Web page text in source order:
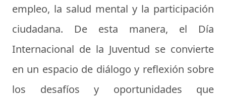
empleo, la salud mental y la participación
ciudadana. De esta manera, el Día
Internacional de la Juventud se convierte
en un espacio de diálogo y reflexión sobre
los desafíos y oportunidades que